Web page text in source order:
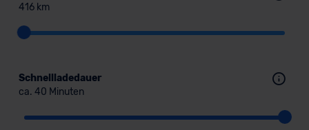
416 km
Schnellladedauer
ca. 40 Minuten